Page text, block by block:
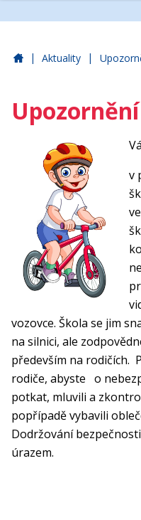
Základní škola a
| Aktuality |
v
vozovce. Škola se jim
na silnici, ale
především na rodičích.
rodiče, abyste o
potkat, mluvili a
popřípadě vybavili
Dodržování
úrazem. Mgr.